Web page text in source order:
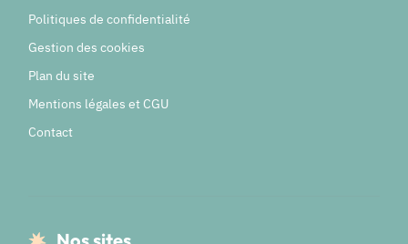
Politiques de confidentialité
Gestion des cookies
Plan du site
Mentions légales et CGU
Contact